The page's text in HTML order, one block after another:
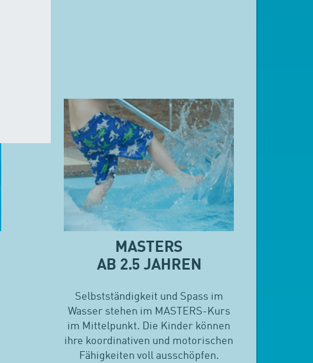
MASTERS
AB 2.5 JAHREN
Selbstständigkeit und Spass im
Wasser stehen im MASTERS-Kurs
im Mittelpunkt. Die Kinder können
ihre koordinativen und motorischen
Fähigkeiten voll ausschöpfen.